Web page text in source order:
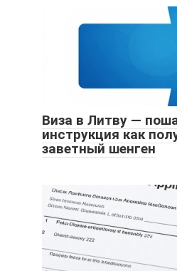
Виза в Литву —
инструкция как
заветный шенген